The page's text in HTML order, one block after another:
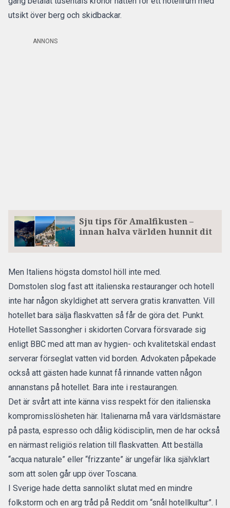
utsikt över berg och skidbackar.
ANNONS
Sju tips för Amalfikusten –
innan halva världen hunnit dit
Men Italiens högsta domstol höll inte med.
Domstolen slog fast att italienska restauranger och hotell
inte har någon skyldighet att servera gratis kranvatten. Vill
hotellet bara sälja flaskvatten så får de göra det. Punkt.
Hotellet Sassongher i skidorten Corvara försvarade sig
enligt BBC med att man av hygien- och kvalitetskäl endast
serverar förseglat vatten vid borden. Advokaten påpekade
också att gästen hade kunnat få rinnande vatten någon
annanstans på hotellet. Bara inte i restaurangen.
Det är svårt att inte känna viss respekt för den italienska
kompromisslösheten här. Italienarna må vara världsmästare
på pasta, espresso och dålig ködisciplin, men de har också
en närmast religiös relation till flaskvatten. Att beställa
“acqua naturale” eller “frizzante” är ungefär lika självklart
som att solen går upp över Toscana.
I Sverige hade detta sannolikt slutat med en mindre
folkstorm och en arg tråd på Reddit om “snål hotellkultur”. I